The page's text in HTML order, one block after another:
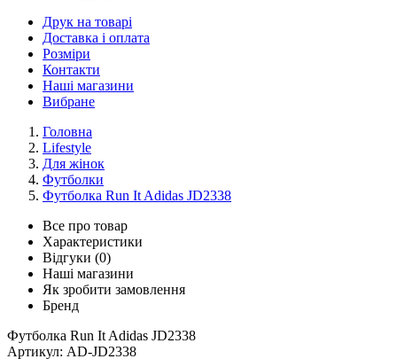
Друк на товарі
Доставка і оплата
Розміри
Контакти
Наші магазини
Вибране
Головна
Lifestyle
Для жінок
Футболки
Футболка Run It Adidas JD2338
Все про товар
Характеристики
Відгуки (0)
Наші магазини
Як зробити замовлення
Бренд
Футболка Run It Adidas JD2338
Артикул: AD-JD2338